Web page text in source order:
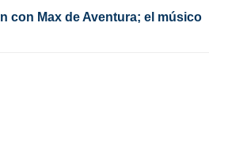
con Max de Aventura; el músico